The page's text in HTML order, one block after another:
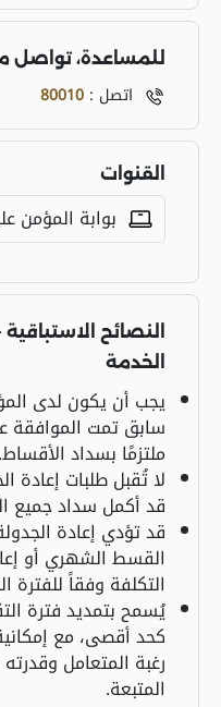
للمساعدة، تواصل
اتصل : 80010
القنوات
بوابة المؤمن
النصائح
الخدمة
يجب أن يكون لدى
سابق تمت الموافقة
ملتزمًا بسداد الأقساط.
لا تُقبل طلبات إعادة
قد أكمل سداد جميع
قد تؤدي إعادة
القسط الشهري أو
التكلفة وفقاً للفترة
كحد أقصى، مع
رغبة المتعامل
المتبعة.